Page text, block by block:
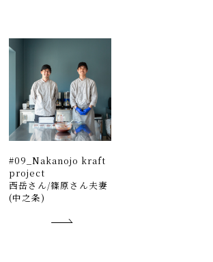
#09_Nakanojo kraft
project
西岳さん/篠原さん夫妻
(中之条)